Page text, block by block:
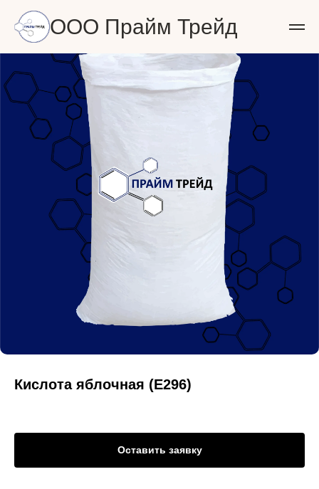
ООО Прайм Трейд
Кислота яблочная (E296)
Оставить заявку